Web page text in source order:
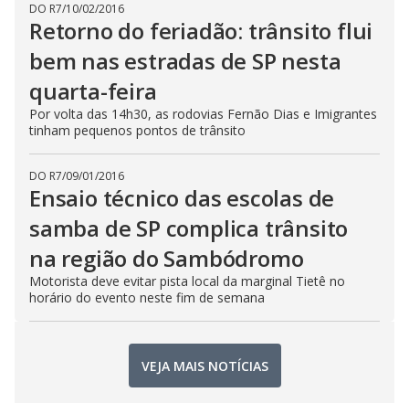
DO R7/10/02/2016
Retorno do feriadão: trânsito flui
bem nas estradas de SP nesta
quarta-feira
Por volta das 14h30, as rodovias Fernão Dias e Imigrantes
tinham pequenos pontos de trânsito
DO R7/09/01/2016
Ensaio técnico das escolas de
samba de SP complica trânsito
na região do Sambódromo
Motorista deve evitar pista local da marginal Tietê no
horário do evento neste fim de semana
VEJA MAIS NOTÍCIAS